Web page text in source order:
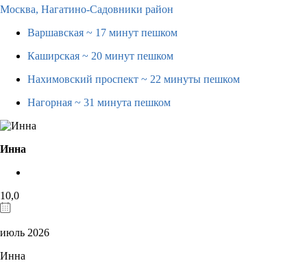
Москва, Нагатино-Садовники район
Варшавская ~ 17 минут пешком
Каширская ~ 20 минут пешком
Нахимовский проспект ~ 22 минуты пешком
Нагорная ~ 31 минута пешком
Инна
10,0
июль 2026
Инна